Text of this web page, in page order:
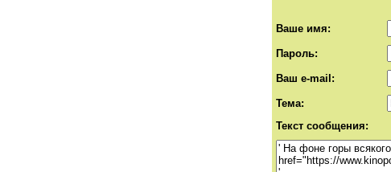
Ваше имя:
Пароль:
Ваш e-mail:
Тема:
Текст сообщения: